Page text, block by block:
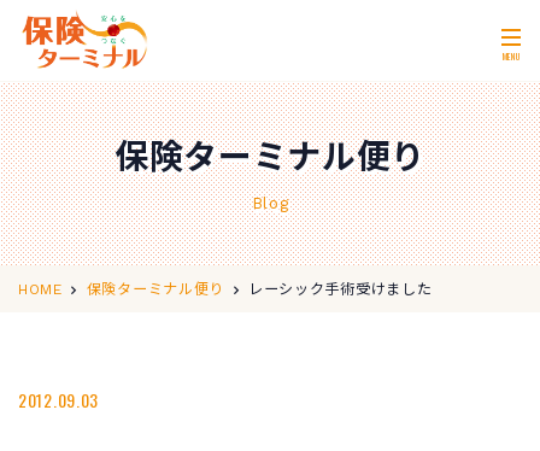
MENU
ホーム Home
私たちの強み Our Strength
無料相談 Consultation
取扱保険会社 Insurance Companies
店舗情報
保険ターミナル便り
Blog
HOME 保険ターミナル便り レーシック手術受けました
2012.09.03